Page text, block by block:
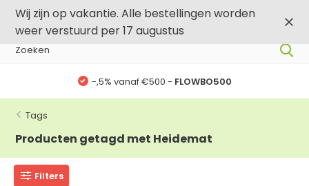
Wij zijn op vakantie. Alle bestellingen worden
weer verstuurd per 17 augustus
-,5% vanaf €500 - FLOWBO500
Tags
Producten getagd met Heidemat
Filters